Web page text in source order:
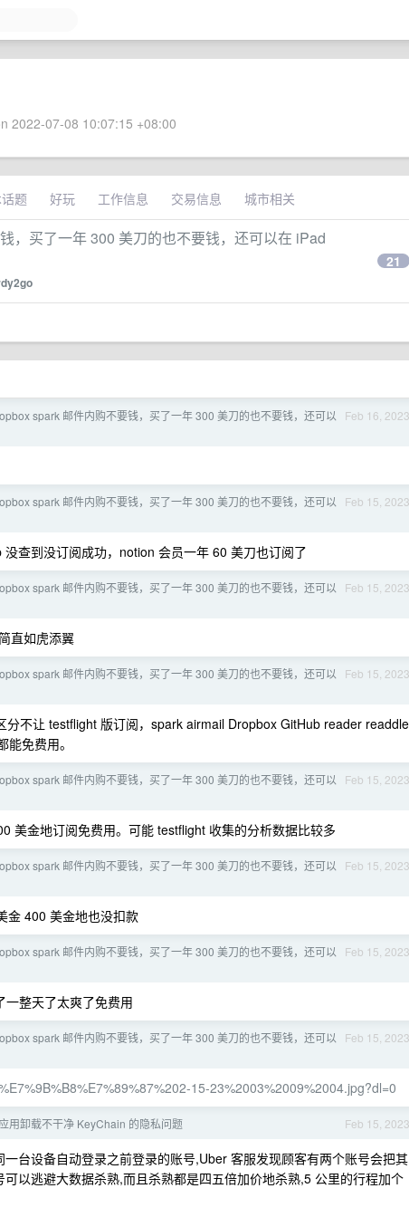
2022-07-08 10:07:15 +08:00
题 好玩 工作信息 交易信息 城市相关
，买了一年 300 美刀的也不要钱，还可以在 iPad
21
Feb 16, 2023
spark 邮件内购不要钱，买了一年 300 美刀的也不要钱，还可以
Feb 15, 2023
spark 邮件内购不要钱，买了一年 300 美刀的也不要钱，还可以
查到没订阅成功，notion 会员一年 60 美刀也订阅了
Feb 15, 2023
spark 邮件内购不要钱，买了一年 300 美刀的也不要钱，还可以
直如虎添翼
Feb 15, 2023
spark 邮件内购不要钱，买了一年 300 美刀的也不要钱，还可以
分不让 testflight 版订阅，spark airmail Dropbox GitHub reader readdle
免费用。
Feb 15, 2023
spark 邮件内购不要钱，买了一年 300 美刀的也不要钱，还可以
美金地订阅免费用。可能 testflight 收集的分析数据比较多
Feb 15, 2023
spark 邮件内购不要钱，买了一年 300 美刀的也不要钱，还可以
金 400 美金地也没扣款
Feb 15, 2023
spark 邮件内购不要钱，买了一年 300 美刀的也不要钱，还可以
一整天了太爽了免费用
Feb 15, 2023
spark 邮件内购不要钱，买了一年 300 美刀的也不要钱，还可以
15-23%2003%2009%2004.jpg?dl=0
Feb 15, 2023
用卸载不干净 KeyChain 的隐私问题
台设备自动登录之前登录的账号,Uber 客服发现顾客有两个账号会把其
以逃避大数据杀熟,而且杀熟都是四五倍加价地杀熟,5 公里的行程加个